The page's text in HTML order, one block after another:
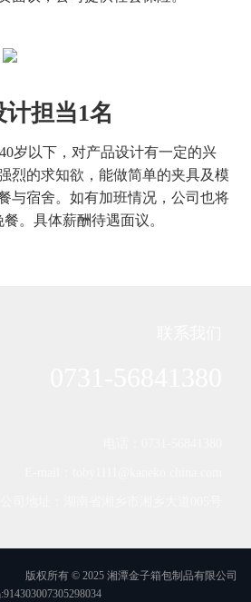
计担当1名
岁以下，对产品设计有一定的兴
烈的求知欲，能做简单的夹具及模
与宿舍。如有加班情况，公司也将
。具体薪酬待遇面议。
版权所有 © 2025 湘潭金子箱包制品有限公司